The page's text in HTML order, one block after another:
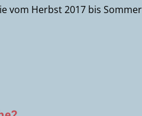
Herbst 2017 bis